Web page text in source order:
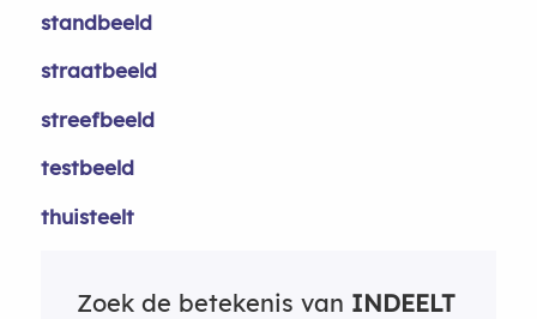
standbeeld
straatbeeld
streefbeeld
testbeeld
thuisteelt
Zoek de betekenis van INDEELT